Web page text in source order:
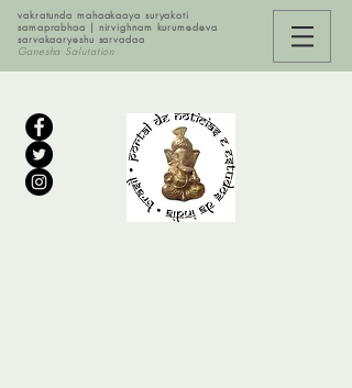
vakratunda mahaakaaya suryakoti
samaprabhaa | nirvighnam kurumedeva
sarvakaaryeshu sarvadaa
Ganesha Salutation